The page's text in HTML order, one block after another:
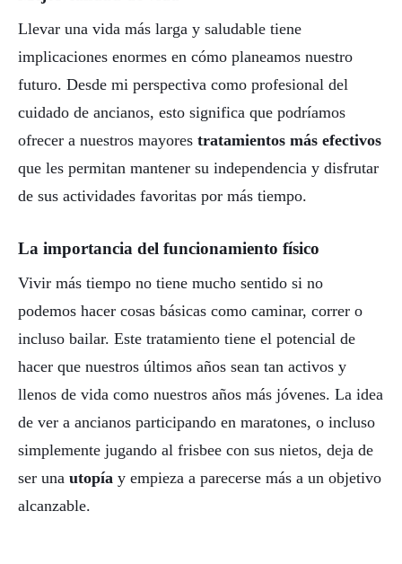
Llevar una vida más larga y saludable tiene
implicaciones enormes en cómo planeamos nuestro
futuro. Desde mi perspectiva como profesional del
cuidado de ancianos, esto significa que podríamos
ofrecer a nuestros mayores tratamientos más efectivos
que les permitan mantener su independencia y disfrutar
de sus actividades favoritas por más tiempo.
La importancia del funcionamiento físico
Vivir más tiempo no tiene mucho sentido si no
podemos hacer cosas básicas como caminar, correr o
incluso bailar. Este tratamiento tiene el potencial de
hacer que nuestros últimos años sean tan activos y
llenos de vida como nuestros años más jóvenes. La idea
de ver a ancianos participando en maratones, o incluso
simplemente jugando al frisbee con sus nietos, deja de
ser una utopía y empieza a parecerse más a un objetivo
alcanzable.